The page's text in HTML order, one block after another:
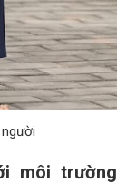
môi trường